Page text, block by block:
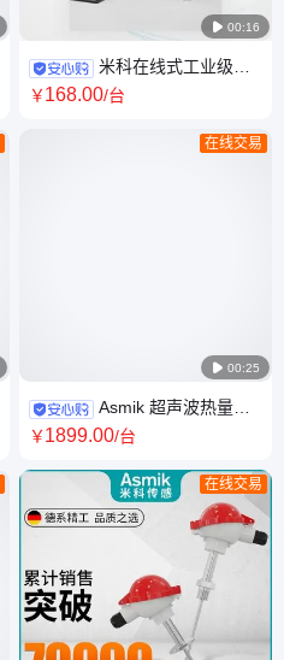
 00:16
米科在线式工业级红
外测温仪温度传感器非接触式
￥168.00/台
 00:25
在线交易
Asmik 超声波热量表
大口径热计量表厂家 壁挂式外
￥1899.00/台
在线交易